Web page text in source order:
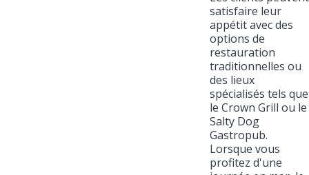
satisfaire leur
appétit avec des
options de
restauration
traditionnelles ou
des lieux
spécialisés tels que
le Crown Grill ou le
Salty Dog
Gastropub.
Lorsque vous
profitez d'une